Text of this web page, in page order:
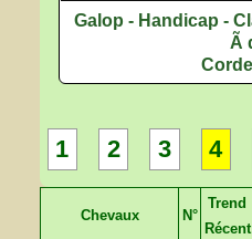
Galop - Handicap -
Ã
Corde
1 2 3 4
Chevaux N°
Trend
Récent